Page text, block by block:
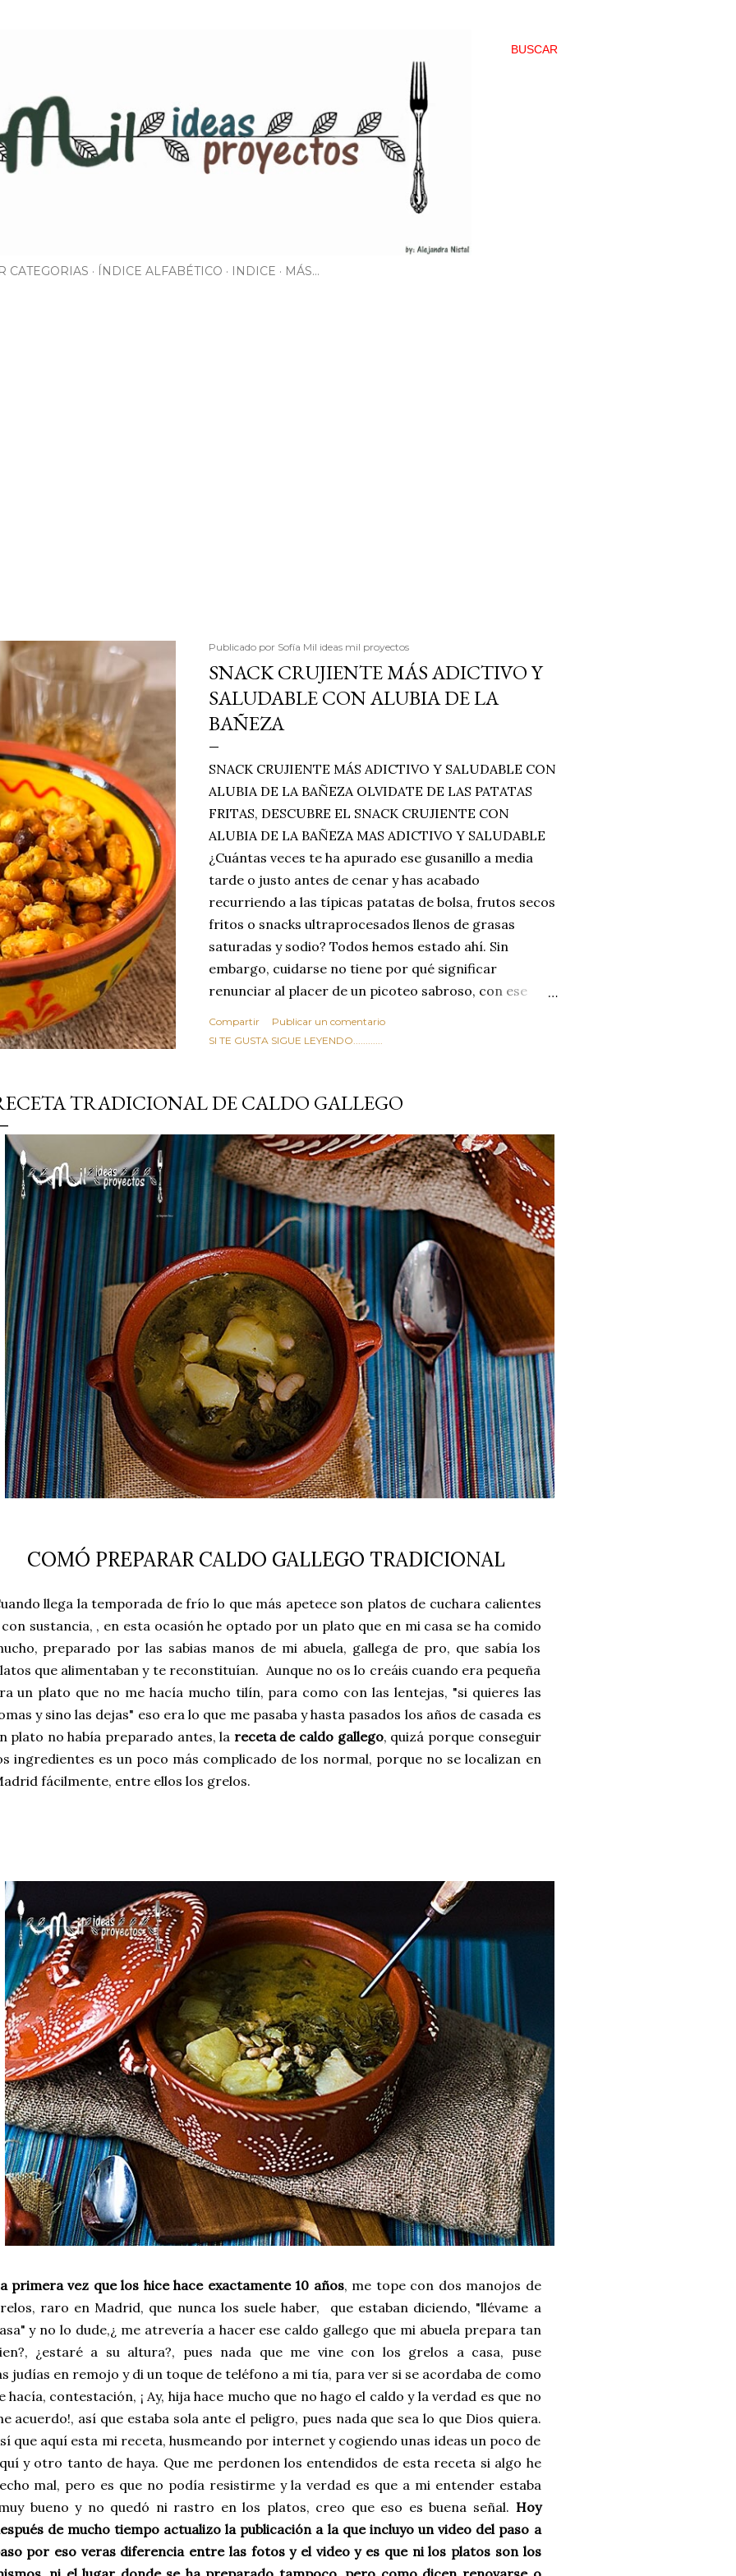
BUSCAR
CATEGORIAS ÍNDICE ALFABÉTICO INDICE MÁS…
Publicado por Sofía Mil ideas mil proyectos
SNACK CRUJIENTE MÁS ADICTIVO Y
SALUDABLE CON ALUBIA DE LA
BAÑEZA
SNACK CRUJIENTE MÁS ADICTIVO Y SALUDABLE CON
ALUBIA DE LA BAÑEZA OLVIDATE DE LAS PATATAS
FRITAS, DESCUBRE EL SNACK CRUJIENTE CON
ALUBIA DE LA BAÑEZA MAS ADICTIVO Y SALUDABLE
¿Cuántas veces te ha apurado ese gusanillo a media
tarde o justo antes de cenar y has acabado
recurriendo a las típicas patatas de bolsa, frutos secos
fritos o snacks ultraprocesados llenos de grasas
saturadas y sodio? Todos hemos estado ahí. Sin
embargo, cuidarse no tiene por qué significar
renunciar al placer de un picoteo sabroso, con ese
Estas alubias crujientes al horno van a cambiar por
tradicionales y copiosos de invierno. Con esta receta
ingrediente tan humilde como la alubia de La Bañeza
en un snack ligero, dorado, cargado de proteína y
100% natural. Es el sustituto perfecto a los frutos se...
Compartir
Publicar un comentario
SI TE GUSTA SIGUE LEYENDO............
TRADICIONAL DE CALDO GALLEGO
COMÓ PREPARAR CALDO GALLEGO TRADICIONAL
llega la temporada de frío lo que más apetece son platos de cuchara calientes
con sustancia, , en esta ocasión he optado por un plato que en mi casa se ha comido
preparado por las sabias manos de mi abuela, gallega de pro, que sabía los
que alimentaban y te reconstituían. Aunque no os lo creáis cuando era pequeña
un plato que no me hacía mucho tilín, para como con las lentejas, "si quieres las
y sino las dejas" eso era lo que me pasaba y hasta pasados los años de casada es
plato no había preparado antes, la receta de caldo gallego, quizá porque conseguir
ingredientes es un poco más complicado de los normal, porque no se localizan en
fácilmente, entre ellos los grelos.
primera vez que los hice hace exactamente 10 años, me tope con dos manojos de
raro en Madrid, que nunca los suele haber, que estaban diciendo, "llévame a
y no lo dude,¿ me atrevería a hacer ese caldo gallego que mi abuela prepara tan
¿estaré a su altura?, pues nada que me vine con los grelos a casa, puse
judías en remojo y di un toque de teléfono a mi tía, para ver si se acordaba de como
hacía, contestación, ¡ Ay, hija hace mucho que no hago el caldo y la verdad es que no
acuerdo!, así que estaba sola ante el peligro, pues nada que sea lo que Dios quiera.
que aquí esta mi receta, husmeando por internet y cogiendo unas ideas un poco de
y otro tanto de haya. Que me perdonen los entendidos de esta receta si algo he
mal, pero es que no podía resistirme y la verdad es que a mi entender estaba
bueno y no quedó ni rastro en los platos, creo que eso es buena señal. Hoy
de mucho tiempo actualizo la publicación a la que incluyo un video del paso a
por eso veras diferencia entre las fotos y el video y es que ni los platos son los